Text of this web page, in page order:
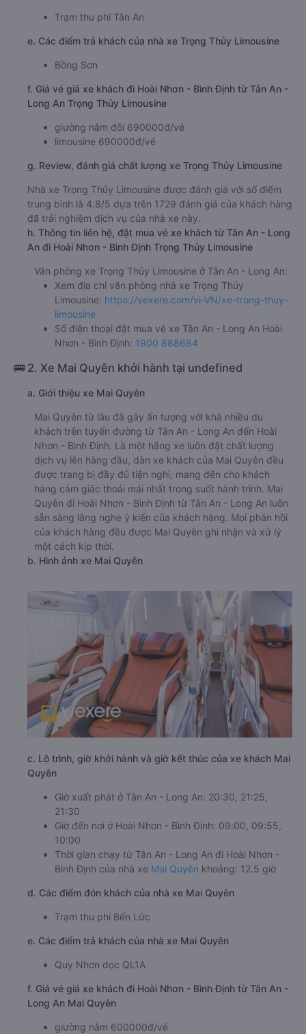
Trạm thu phí Tân An
e. Các điểm trả khách của nhà xe Trọng Thủy Limousine
Bồng Sơn
f. Giá vé giá xe khách đi Hoài Nhơn - Bình Định từ Tân An -
Long An Trọng Thủy Limousine
giường nằm đôi 690000đ/vé
limousine 690000đ/vé
g. Review, đánh giá chất lượng xe Trọng Thủy Limousine
Nhà xe Trọng Thủy Limousine được đánh giá với số điểm
trung bình là 4.8/5 dựa trên 1729 đánh giá của khách hàng
đã trải nghiệm dịch vụ của nhà xe này.
h. Thông tin liên hệ, đặt mua vé xe khách từ Tân An - Long
An đi Hoài Nhơn - Bình Định Trọng Thủy Limousine
Văn phòng xe Trọng Thủy Limousine ở Tân An - Long An:
Xem địa chỉ văn phòng nhà xe Trọng Thủy
Limousine: https://vexere.com/vi-VN/xe-trong-thuy-
limousine
Số điện thoại đặt mua vé xe Tân An - Long An Hoài
Nhơn - Bình Định: 1900 888684
🚌 2. Xe Mai Quyên khởi hành tại undefined
a. Giới thiệu xe Mai Quyên
Mai Quyên từ lâu đã gây ấn tượng với khá nhiều du
khách trên tuyến đường từ Tân An - Long An đến Hoài
Nhơn - Bình Định. Là một hãng xe luôn đặt chất lượng
dịch vụ lên hàng đầu, dàn xe khách của Mai Quyên đều
được trang bị đầy đủ tiện nghi, mang đến cho khách
hàng cảm giác thoải mái nhất trong suốt hành trình. Mai
Quyên đi Hoài Nhơn - Bình Định từ Tân An - Long An luôn
sẵn sàng lắng nghe ý kiến của khách hàng. Mọi phản hồi
của khách hàng đều được Mai Quyên ghi nhận và xử lý
một cách kịp thời.
b. Hình ảnh xe Mai Quyên
c. Lộ trình, giờ khởi hành và giờ kết thúc của xe khách Mai
Quyên
Giờ xuất phát ở Tân An - Long An: 20:30, 21:25,
21:30
Giờ đến nơi ở Hoài Nhơn - Bình Định: 09:00, 09:55,
10:00
Thời gian chạy từ Tân An - Long An đi Hoài Nhơn -
Bình Định của nhà xe Mai Quyên khoảng: 12.5 giờ
d. Các điểm đón khách của nhà xe Mai Quyên
Trạm thu phí Bến Lức
e. Các điểm trả khách của nhà xe Mai Quyên
Quy Nhơn dọc QL1A
f. Giá vé giá xe khách đi Hoài Nhơn - Bình Định từ Tân An -
Long An Mai Quyên
giường nằm 600000đ/vé